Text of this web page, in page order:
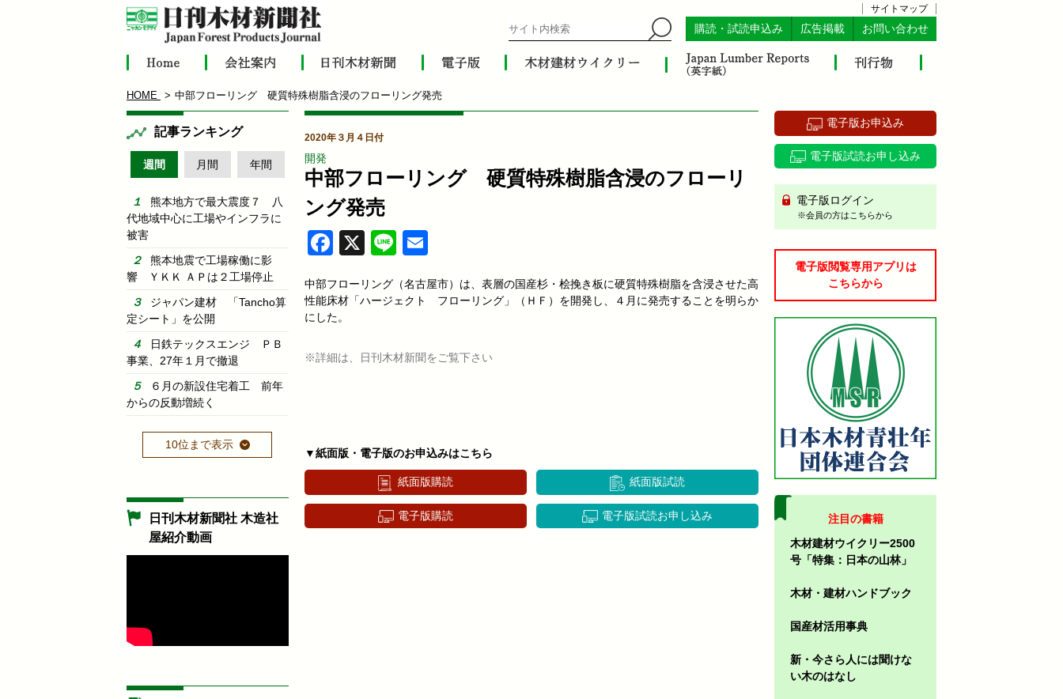
サイトマップ
購読・試読申込み 広告掲載 お問い合わせ
HOME 中部フローリング 硬質特殊樹脂含浸のフローリング発売
2020年３月４日付
開発
中部フローリング 硬質特殊樹脂含浸のフローリ
ング発売
Facebook
X Line
中部フローリング（名古屋市）は、表層の国産杉・桧挽き板に硬質特殊樹脂を含浸させた高
性能床材「ハージェクト フローリング」（ＨＦ）を開発し、４月に発売することを明らか
にした。
※詳細は、日刊木材新聞をご覧下さい
▼紙面版・電子版のお申込みはこちら
紙面版購読 紙面版試読
電子版購読 電子版試読お申し込み
記事ランキング
週間 月間 年間
熊本地方で最大震度７ 八
代地域中心に工場やインフラに
被害
熊本地震で工場稼働に影
響 ＹＫＫ ＡＰは２工場停止
ジャパン建材 「Tancho算
定シート」を公開
日鉄テックスエンジ ＰＢ
事業、27年１月で撤退
６月の新設住宅着工 前年
からの反動増続く
10位まで表示
日刊木材新聞社 木造社
屋紹介動画
電子版お申込み
電子版試読お申し込み
電子版ログイン
※会員の方はこちらから
電子版閲覧専用アプリは
こちらから
注目の書籍
木材建材ウイクリー2500
号「特集：日本の山林」
木材・建材ハンドブック
国産材活用事典
新・今さら人には聞けな
い木のはなし